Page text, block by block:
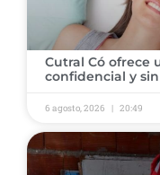
Cutral Có ofrece
confidencial y
6 agosto, 2026 20:49